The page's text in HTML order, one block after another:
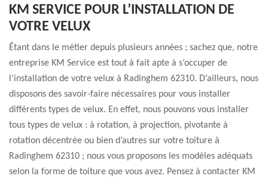
KM SERVICE POUR L’INSTALLATION DE
VOTRE VELUX
Étant dans le métier depuis plusieurs années ; sachez que, notre
entreprise KM Service est tout à fait apte à s’occuper de
l’installation de votre velux à Radinghem 62310. D’ailleurs, nous
disposons des savoir-faire nécessaires pour vous installer
différents types de velux. En effet, nous pouvons vous installer
tous types de velux : à rotation, à projection, pivotante à
rotation décentrée ou bien d’autres sur votre toiture à
Radinghem 62310 ; nous vous proposons les modèles adéquats
selon la forme de toiture que vous avez. Pensez à contacter KM